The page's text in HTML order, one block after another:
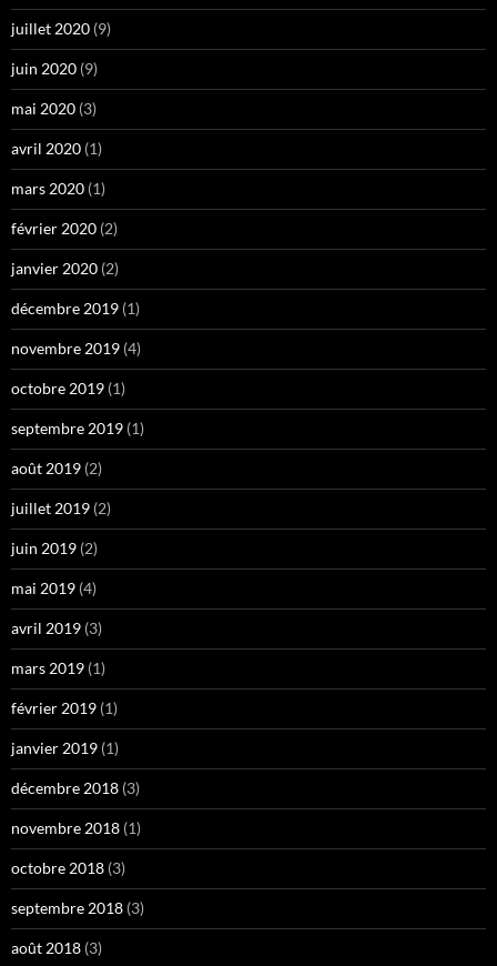
juillet 2020 (9)
juin 2020 (9)
mai 2020 (3)
avril 2020 (1)
mars 2020 (1)
février 2020 (2)
janvier 2020 (2)
décembre 2019 (1)
novembre 2019 (4)
octobre 2019 (1)
septembre 2019 (1)
août 2019 (2)
juillet 2019 (2)
juin 2019 (2)
mai 2019 (4)
avril 2019 (3)
mars 2019 (1)
février 2019 (1)
janvier 2019 (1)
décembre 2018 (3)
novembre 2018 (1)
octobre 2018 (3)
septembre 2018 (3)
août 2018 (3)